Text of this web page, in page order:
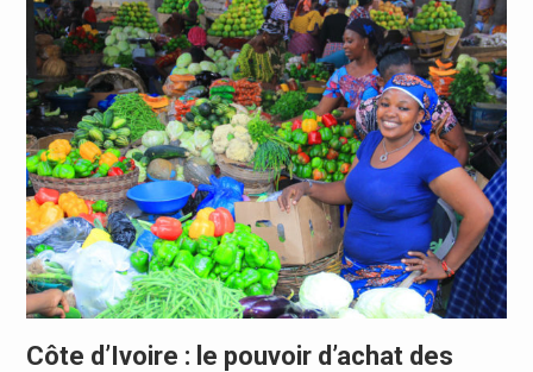
Côte d’Ivoire : le pouvoir d’achat des